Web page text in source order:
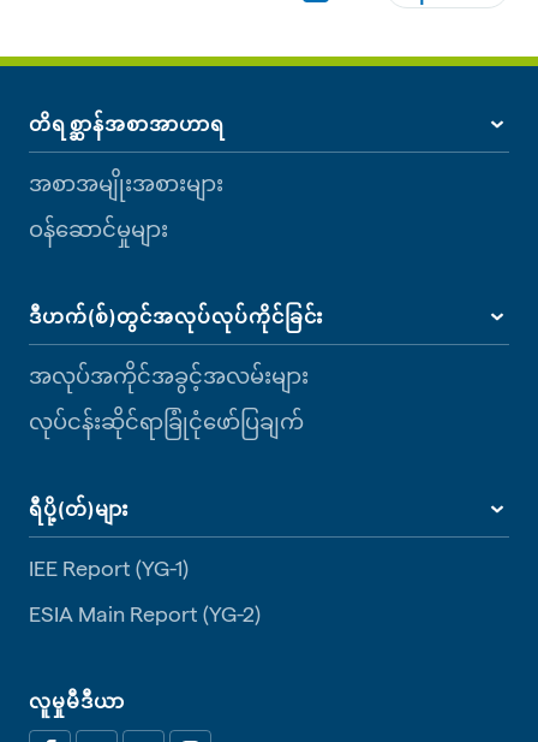
တိရစ္ဆာန်အစာအာဟာရ
အစာအမျိုးအစားများ
ဝန်ဆောင်မှုများ
ဒီဟက်(စ်)တွင်အလုပ်လုပ်ကိုင်ခြင်း
အလုပ်အကိုင်အခွင့်အလမ်းများ
လုပ်ငန်းဆိုင်ရာခြုံငုံဖော်ပြချက်
ရီပို့(တ်)များ
IEE Report (YG-1)
ESIA Main Report (YG-2)
လူမှုမီဒီယာ